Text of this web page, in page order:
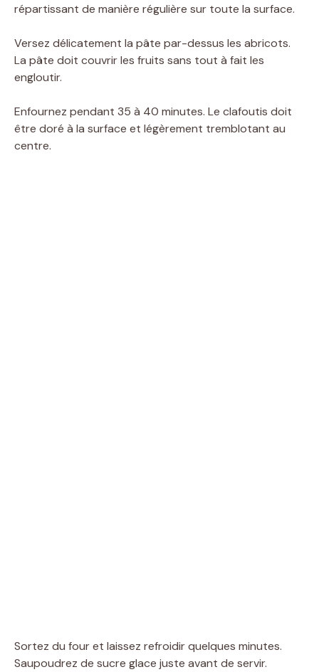
répartissant de manière régulière sur toute la surface.
Versez délicatement la pâte par-dessus les abricots.
La pâte doit couvrir les fruits sans tout à fait les
engloutir.
Enfournez pendant 35 à 40 minutes. Le clafoutis doit
être doré à la surface et légèrement tremblotant au
centre.
Sortez du four et laissez refroidir quelques minutes.
Saupoudrez de sucre glace juste avant de servir.